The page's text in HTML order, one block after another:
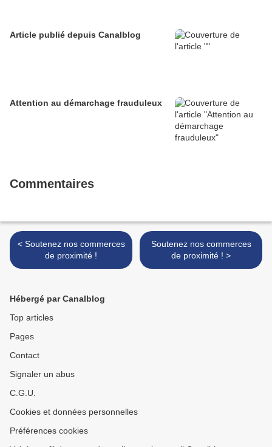
Article publié depuis Canalblog
Attention au démarchage frauduleux
Commentaires
< Soutenez nos commerces
de proximité !
Soutenez nos commerces
de proximité ! >
Hébergé par Canalblog
Top articles
Pages
Contact
Signaler un abus
C.G.U.
Cookies et données personnelles
Préférences cookies